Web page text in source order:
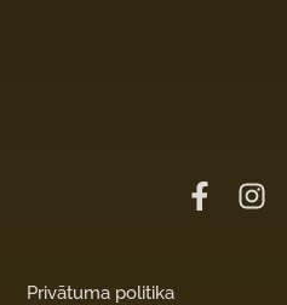
Privātuma politika